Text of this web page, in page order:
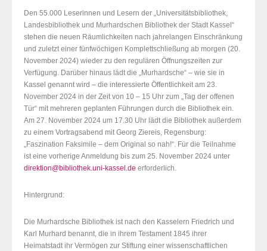
Den 55.000 Leserinnen und Lesern der „Universitätsbibliothek,
Landesbibliothek und Murhardschen Bibliothek der Stadt Kassel“
stehen die neuen Räumlichkeiten nach jahrelangen Einschränkung
und zuletzt einer fünfwöchigen Komplettschließung ab morgen (20.
November 2024) wieder zu den regulären Öffnungszeiten zur
Verfügung. Darüber hinaus lädt die „Murhardsche“ – wie sie in
Kassel genannt wird – die interessierte Öffentlichkeit am 23.
November 2024 in der Zeit von 10 – 15 Uhr zum „Tag der offenen
Tür“ mit mehreren geplanten Führungen durch die Bibliothek ein.
Am 27. November 2024 um 17.30 Uhr lädt die Bibliothek außerdem
zu einem Vortragsabend mit Georg Ziereis, Regensburg:
„Faszination Faksimile – dem Original so nah!“. Für die Teilnahme
ist eine vorherige Anmeldung bis zum 25. November 2024 unter
direktion@bibliothek.uni-kassel.de erforderlich.
Hintergrund:
Die Murhardsche Bibliothek ist nach den Kasselern Friedrich und
Karl Murhard benannt, die in ihrem Testament 1845 ihrer
Heimatstadt ihr Vermögen zur Stiftung einer wissenschaftlichen